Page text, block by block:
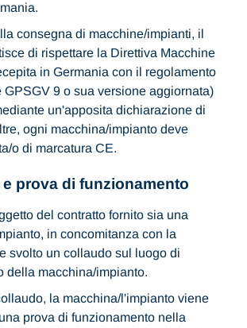
consegna di macchine/impianti, il
di rispettare la Direttiva Macchine
in Germania con il regolamento
9 o sua versione aggiornata)
un'apposita dichiarazione di
ogni macchina/impianto deve
o di marcatura CE.
prova di funzionamento
del contratto fornito sia una
in concomitanza con la
svolto un collaudo sul luogo di
della macchina/impianto.
la macchina/l'impianto viene
prova di funzionamento nella